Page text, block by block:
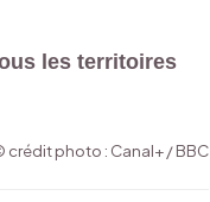
les territoires
crédit photo : Canal+ / BBC